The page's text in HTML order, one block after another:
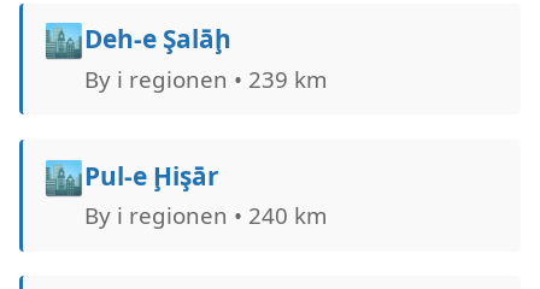
🏙️Deh-e Şalāḩ
By i regionen • 239 km
🏙️Pul-e Ḩişār
By i regionen • 240 km